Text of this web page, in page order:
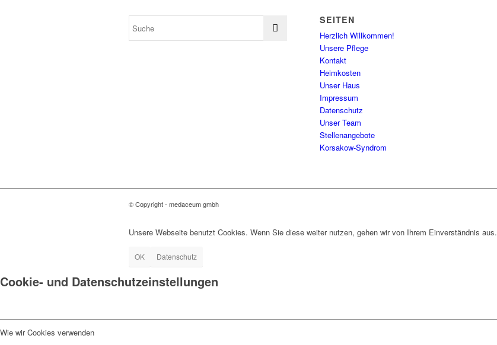
SEITEN
Herzlich Willkommen!
Unsere Pflege
Kontakt
Heimkosten
Unser Haus
Impressum
Datenschutz
Unser Team
Stellenangebote
Korsakow-Syndrom
© Copyright - medaceum gmbh
Unsere Webseite benutzt Cookies. Wenn Sie diese weiter nutzen, gehen wir von Ihrem Einverständnis aus.
OK Datenschutz
Cookie- und Datenschutzeinstellungen
Wie wir Cookies verwenden